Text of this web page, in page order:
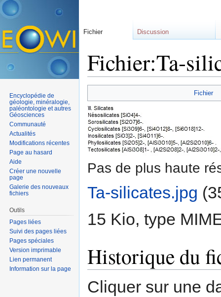
Fichier:Ta-
Fichier
Pas de plus haute
Ta-silicates.jpg
15 Kio, type
Historique du
Cliquer sur une
Fichier Discussion
Encyclopédie de
géologie, minéralogie,
paléontologie et autres
Géosciences
Communauté
Actualités
Modifications récentes
Page au hasard
Aide
Créer une nouvelle
page
Galerie des nouveaux
fichiers
Outils
Pages liées
Suivi des pages liées
Pages spéciales
Version imprimable
Lien permanent
Information sur la page